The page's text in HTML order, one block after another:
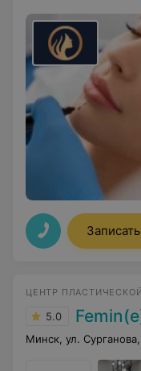
ЦЕНТР
5.0
Минск, ул.